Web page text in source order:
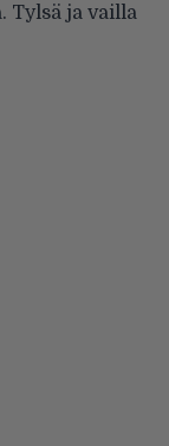
Tylsä ja vailla